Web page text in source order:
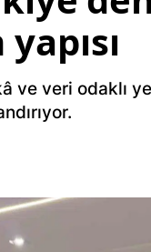
ve veri odaklı